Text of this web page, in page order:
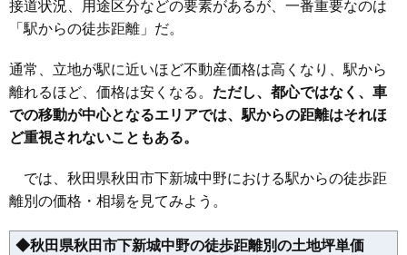
35 手形 19万円 1,228万円 6.6%
36 卸町
37 外旭川八幡田 18万円 1,018万円 20.5%
38 川尻御休町 18万円 1,373万円 11.2%
39 保戸野原の町 17万円 1,295万円 12.1%
40 広面 17万円
42 川尻大川町 17万円
44 東通館ノ越 17万円 821万円
接道状況、用途区分などの要素があるが、一番重要なのは
「駅からの徒歩距離」だ。
通常、立地が駅に近いほど不動産価格は高くなり、駅から
離れるほど、価格は安くなる。 ただし、都心ではなく、車
での移動が中心となるエリアでは、駅からの距離はそれほ
ど重視されないこともある。
では、秋田県秋田市下新城中野における駅からの徒歩距
離別の価格・相場を見てみよう。
◆秋田県秋田市下新城中野の徒歩距離別の土地坪単価